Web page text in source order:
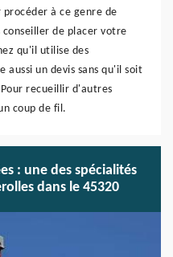
à ce genre de
conseiller de placer votre
qu'il utilise des
aussi un devis sans qu'il soit
recueillir d'autres
coup de fil.
: une des spécialités
dans le 45320